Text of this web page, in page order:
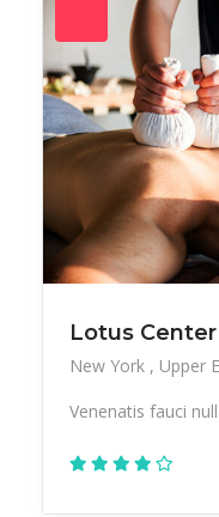
Lotus Center
New York
Upper
Venenatis fauci